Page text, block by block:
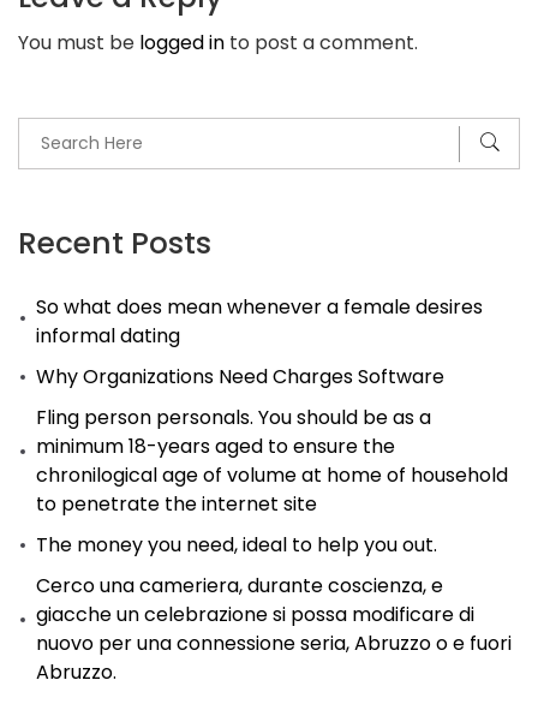
Recent Posts
So what does mean whenever a female desires
informal dating
Why Organizations Need Charges Software
Fling person personals. You should be as a
minimum 18-years aged to ensure the
chronilogical age of volume at home of household
to penetrate the internet site
The money you need, ideal to help you out.
Cerco una cameriera, durante coscienza, e
giacche un celebrazione si possa modificare di
nuovo per una connessione seria, Abruzzo o e fuori
Abruzzo.
Г
information
explicite
You must be logged in to post a comment.